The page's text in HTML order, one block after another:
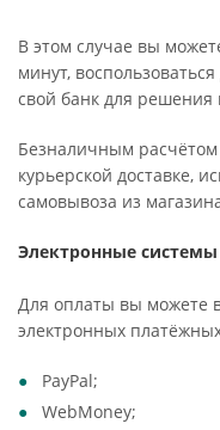
В этом случае вы
минут,
свой банк для решения
Безналичным
курьерской доставке,
самовывоза из
Электронные системы
Для оплаты вы можете
электронных
PayPal;
WebMoney;